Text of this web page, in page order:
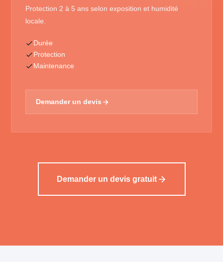
Protection 2 à 5 ans selon exposition et humidité
locale.
Durée
Protection
Maintenance
Demander un devis
Demander un devis gratuit